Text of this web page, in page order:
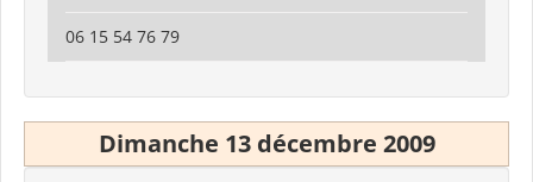
06 15 54 76 79
Dimanche 13 décembre 2009